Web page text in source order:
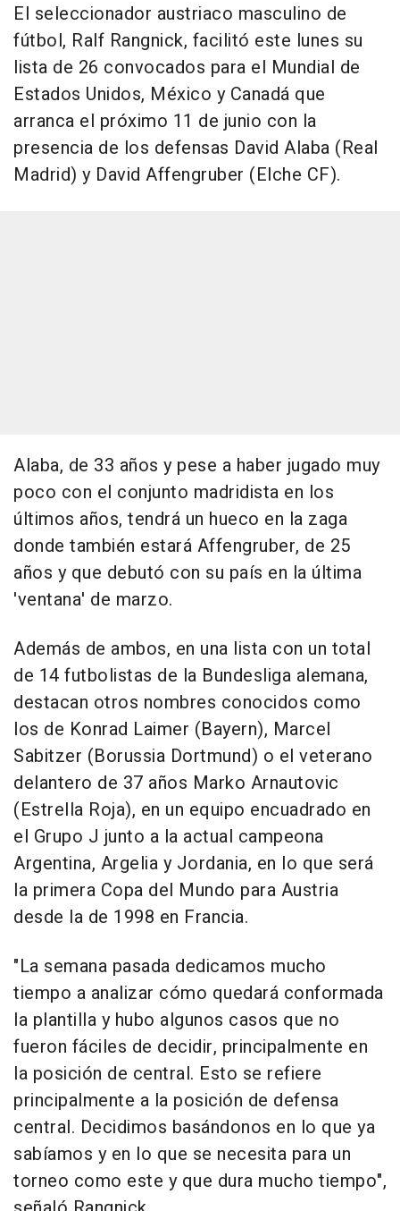
El seleccionador austriaco masculino de
fútbol, Ralf Rangnick, facilitó este lunes su
lista de 26 convocados para el Mundial de
Estados Unidos, México y Canadá que
arranca el próximo 11 de junio con la
presencia de los defensas David Alaba (Real
Madrid) y David Affengruber (Elche CF).
Alaba, de 33 años y pese a haber jugado muy
poco con el conjunto madridista en los
últimos años, tendrá un hueco en la zaga
donde también estará Affengruber, de 25
años y que debutó con su país en la última
'ventana' de marzo.
Además de ambos, en una lista con un total
de 14 futbolistas de la Bundesliga alemana,
destacan otros nombres conocidos como
los de Konrad Laimer (Bayern), Marcel
Sabitzer (Borussia Dortmund) o el veterano
delantero de 37 años Marko Arnautovic
(Estrella Roja), en un equipo encuadrado en
el Grupo J junto a la actual campeona
Argentina, Argelia y Jordania, en lo que será
la primera Copa del Mundo para Austria
desde la de 1998 en Francia.
"La semana pasada dedicamos mucho
tiempo a analizar cómo quedará conformada
la plantilla y hubo algunos casos que no
fueron fáciles de decidir, principalmente en
la posición de central. Esto se refiere
principalmente a la posición de defensa
central. Decidimos basándonos en lo que ya
sabíamos y en lo que se necesita para un
torneo como este y que dura mucho tiempo",